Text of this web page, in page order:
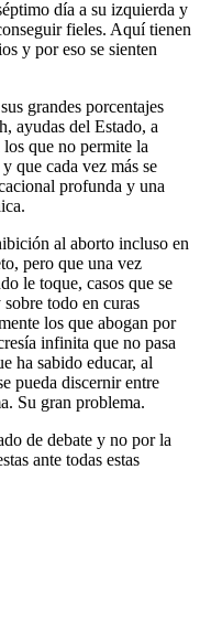
día a su izquierda y
fieles. Aquí tienen
y por eso se sienten
grandes porcentajes
ayudas del Estado, a
que no permite la
que cada vez más se
profunda y una
al aborto incluso en
pero que una vez
le toque, casos que se
todo en curas
los que abogan por
infinita que no pasa
ha sabido educar, al
pueda discernir entre
Su gran problema.
de debate y no por la
ante todas estas